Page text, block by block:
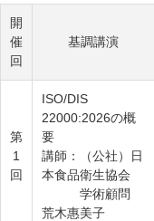
開
催
回
基調講演
第
1
回
ISO/DIS
22000:2026の概
要
講師：（公社）日
本食品衛生協会
学術顧問
荒木惠美子